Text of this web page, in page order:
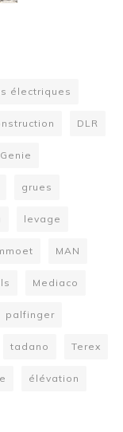
électriques
DLR
Genie
grues
levage
MAN
Mediaco
palfinger
tadano Terex
élévation